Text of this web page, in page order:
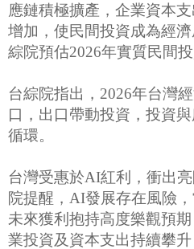
應鏈積極擴產，企業資本
增加，使民間投資成為經
綜院預估2026年實質民間投
台綜院指出，2026年台灣
口，出口帶動投資，投資
循環。
台灣受惠於AI紅利，衝出
院提醒，AI發展存在風險
未來獲利抱持高度樂觀預
業投資及資本支出持續攀